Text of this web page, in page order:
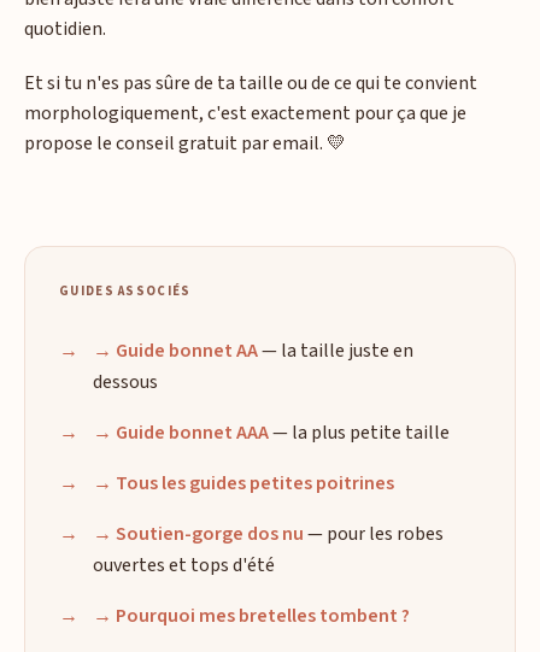
quotidien.
Et si tu n'es pas sûre de ta taille ou de ce qui te convient
morphologiquement, c'est exactement pour ça que je
propose le conseil gratuit par email. 💛
GUIDES ASSOCIÉS
→ Guide bonnet AA— la taille juste en
dessous
→ Guide bonnet AAA— la plus petite taille
→ Tous les guides petites poitrines
→ Soutien-gorge dos nu— pour les robes
ouvertes et tops d'été
→ Pourquoi mes bretelles tombent ?